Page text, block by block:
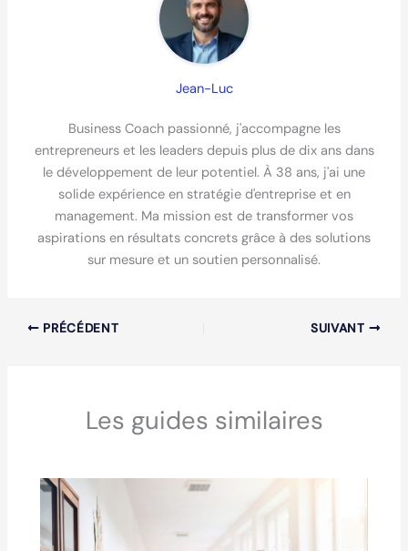
Jean-Luc
Business Coach passionné, j'accompagne les
entrepreneurs et les leaders depuis plus de dix ans dans
le développement de leur potentiel. À 38 ans, j'ai une
solide expérience en stratégie d'entreprise et en
management. Ma mission est de transformer vos
aspirations en résultats concrets grâce à des solutions
sur mesure et un soutien personnalisé.
PRÉCÉDENT SUIVANT
Les guides similaires